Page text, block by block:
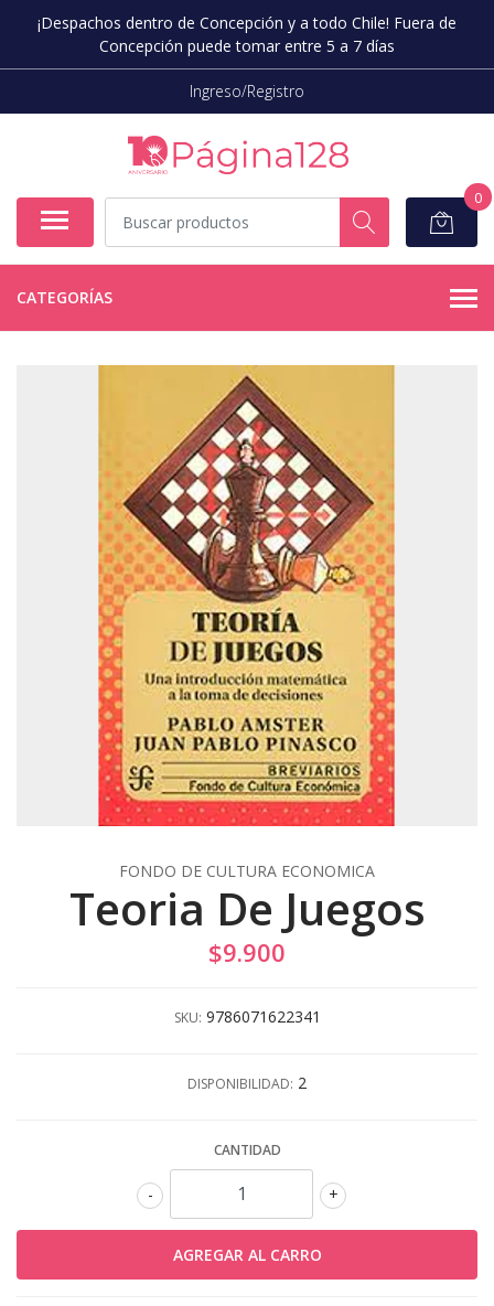
¡Despachos dentro de Concepción y a todo Chile! Fuera de
Concepción puede tomar entre 5 a 7 días
Ingreso/Registro
0
CATEGORÍAS
FONDO DE CULTURA ECONOMICA
Teoria De Juegos
$9.900
SKU: 9786071622341
DISPONIBILIDAD: 2
CANTIDAD
+
-